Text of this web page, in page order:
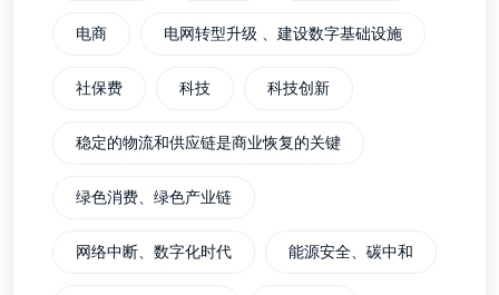
电商 电网转型升级 、建设数字基础设施
社保费 科技 科技创新
稳定的物流和供应链是商业恢复的关键
绿色消费、绿色产业链
网络中断、数字化时代 能源安全、碳中和